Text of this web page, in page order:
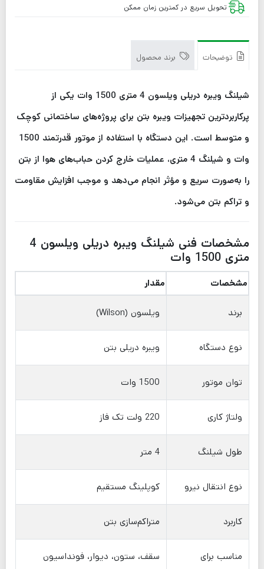
تحویل سریع در کمترین زمان ممکن
توضیحات برند محصول
شیلنگ ویبره دریلی ویلسون 4 متری 1500 وات یکی از
پرکاربردترین تجهیزات ویبره بتن برای پروژه‌های ساختمانی کوچک
و متوسط است. این دستگاه با استفاده از موتور قدرتمند 1500
وات و شیلنگ 4 متری، عملیات خارج کردن حباب‌های هوا از بتن
را به‌صورت سریع و مؤثر انجام می‌دهد و موجب افزایش مقاومت
و تراکم بتن می‌شود.
مشخصات فنی شیلنگ ویبره دریلی ویلسون 4
متری 1500 وات
مشخصات مقدار
برند ویلسون (Wilson)
نوع دستگاه ویبره دریلی بتن
توان موتور 1500 وات
ولتاژ کاری 220 ولت تک فاز
طول شیلنگ 4 متر
نوع انتقال نیرو کوپلینگ مستقیم
کاربرد متراکم‌سازی بتن
مناسب برای سقف، ستون، دیوار، فونداسیون